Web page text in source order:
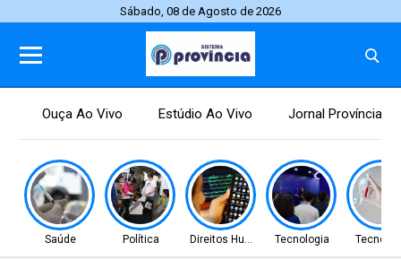
Sábado, 08 de Agosto de 2026
Ouça Ao Vivo Estúdio Ao Vivo Jornal Província
Saúde Política Direitos HumanosTecnologia